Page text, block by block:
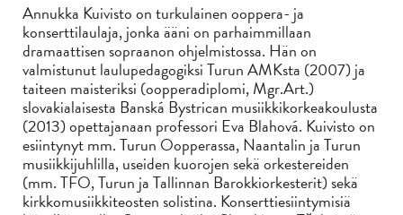
Annukka Kuivisto on turkulainen ooppera- ja
konserttilaulaja, jonka ääni on parhaimmillaan
dramaattisen sopraanon ohjelmistossa. Hän on
valmistunut laulupedagogiksi Turun AMKsta (2007) ja
taiteen maisteriksi (oopperadiplomi, Mgr.Art.)
slovakialaisesta Banská Bystrican musiikkikorkeakoulusta
(2013) opettajanaan professori Eva Blahová. Kuivisto on
esiintynyt mm. Turun Oopperassa, Naantalin ja Turun
musiikkijuhlilla, useiden kuorojen sekä orkestereiden
(mm. TFO, Turun ja Tallinnan Barokkiorkesterit) sekä
kirkkomusiikkiteosten solistina. Konserttiesiintymisiä